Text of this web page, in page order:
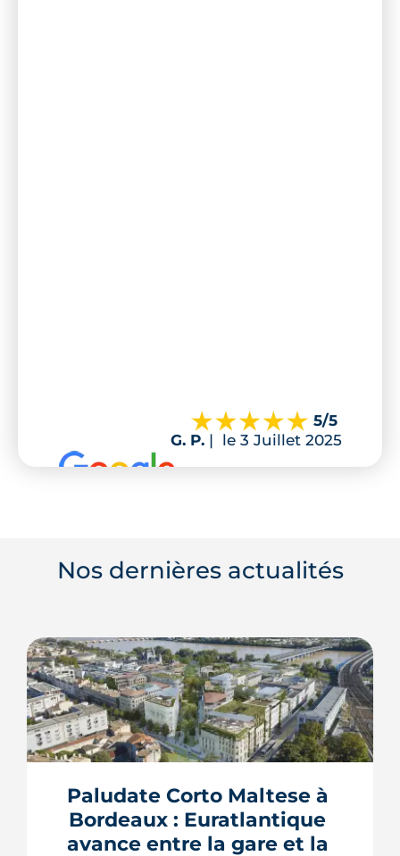
5/5
G. P. | le 3 Juillet 2025
Nos dernières actualités
Paludate Corto Maltese à
Bordeaux : Euratlantique
avance entre la gare et la